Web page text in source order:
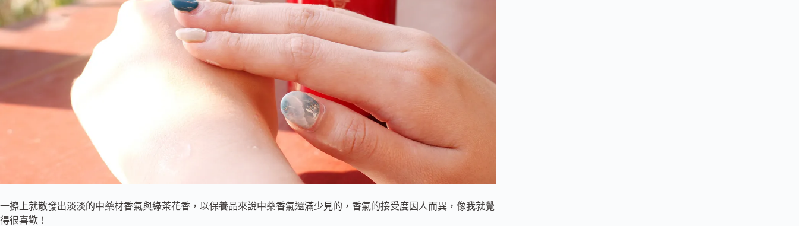
一擦上就散發出淡淡的中藥材香氣與綠茶花香，以保養品來說中藥香氣還滿少見的，香氣的接受度因人而異，像我就覺
得很喜歡！